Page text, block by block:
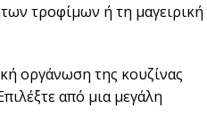
τροφίμων ή τη μαγειρική
οργάνωση της κουζίνας
από μια μεγάλη